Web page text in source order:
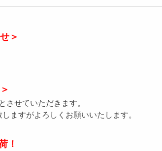
＞
させていただきます。
ますがよろしくお願いいたします。
！